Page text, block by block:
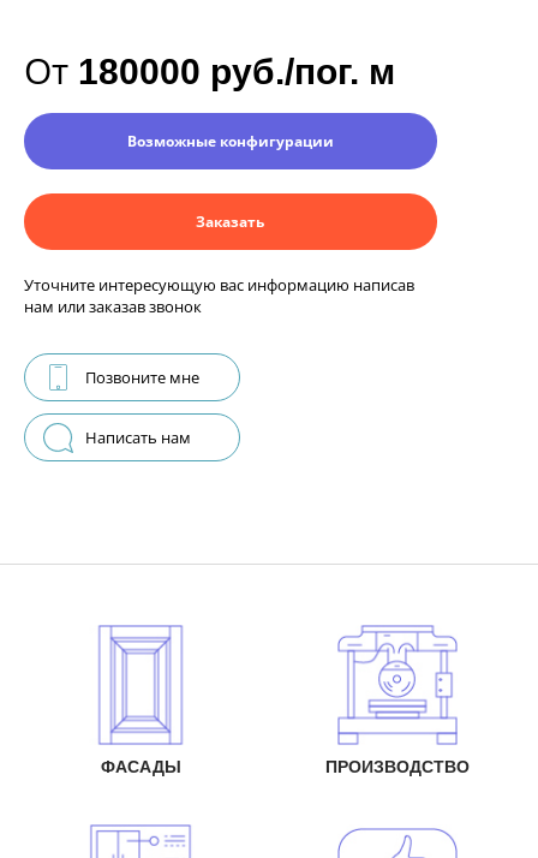
От 180000 руб./пог. м
Возможные конфигурации
Заказать
Уточните интересующую вас информацию написав
нам или заказав звонок
Позвоните мне
Написать нам
ФАСАДЫ ПРОИЗВОДСТВО